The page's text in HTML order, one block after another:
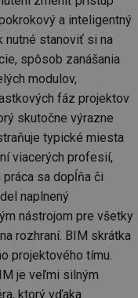
a inteligentný
nutné stanoviť si na
spôsob zanášania
modulov,
fáz projektov
skutočne výrazne
typické miesta
viacerých profesií,
sa dopĺňa či
naplnený
nástrojom pre všetky
rozhraní. BIM skrátka
projektového tímu.
je veľmi silným
ktorý vďaka